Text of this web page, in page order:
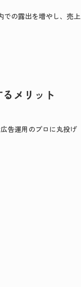
での露出を増やし、売上
メリット
告運用のプロに丸投げ